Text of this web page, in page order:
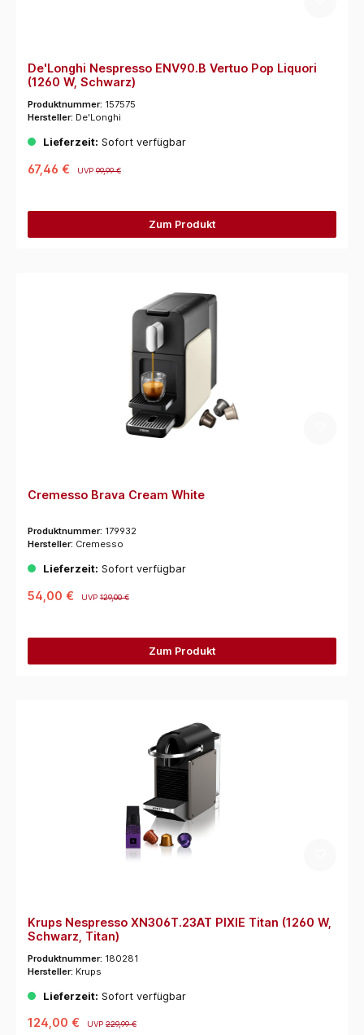
De'Longhi Nespresso ENV90.B Vertuo Pop Liquori
(1260 W, Schwarz)
Produktnummer: 157575
Hersteller: De'Longhi
Lieferzeit: Sofort verfügbar
67,46 € UVP99,99 €
Zum Produkt
Cremesso Brava Cream White
Produktnummer: 179932
Hersteller: Cremesso
Lieferzeit: Sofort verfügbar
54,00 € UVP129,00 €
Zum Produkt
Krups Nespresso XN306T.23AT PIXIE Titan (1260 W,
Schwarz, Titan)
Produktnummer: 180281
Hersteller: Krups
Lieferzeit: Sofort verfügbar
124,00 € UVP229,99 €